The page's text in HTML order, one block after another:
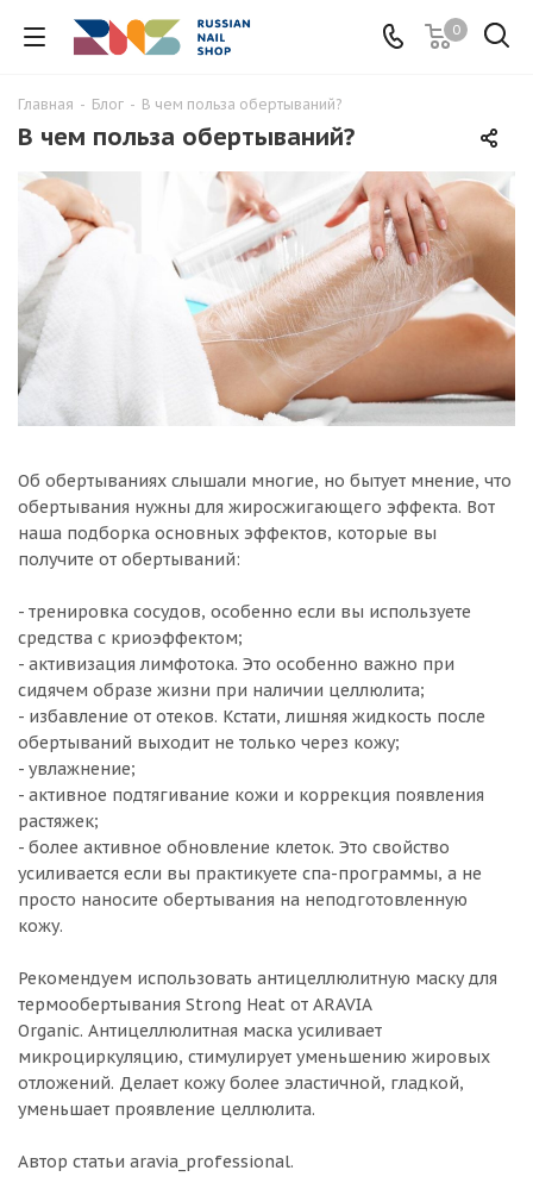
0
Главная - Блог - В чем польза обертываний?
В чем польза обертываний?
Об обертываниях слышали многие, но бытует мнение, что
обертывания нужны для жиросжигающего эффекта. Вот
наша подборка основных эффектов, которые вы
получите от обертываний:
- тренировка сосудов, особенно если вы используете
средства с криоэффектом;
- активизация лимфотока. Это особенно важно при
сидячем образе жизни при наличии целлюлита;
- избавление от отеков. Кстати, лишняя жидкость после
обертываний выходит не только через кожу;
- увлажнение;
- активное подтягивание кожи и коррекция появления
растяжек;
- более активное обновление клеток. Это свойство
усиливается если вы практикуете спа-программы, а не
просто наносите обертывания на неподготовленную
кожу.
Рекомендуем использовать антицеллюлитную маску для
термообертывания Strong Heat от ARAVIA
Organic. Антицеллюлитная маска усиливает
микроциркуляцию, стимулирует уменьшению жировых
отложений. Делает кожу более эластичной, гладкой,
уменьшает проявление целлюлита.
Автор статьи aravia_professional.